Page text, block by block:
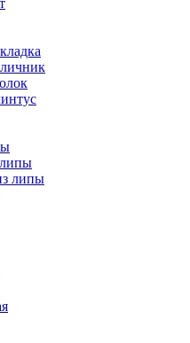
липы